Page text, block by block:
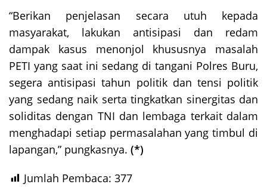
“Berikan penjelasan secara utuh kepada
masyarakat, lakukan antisipasi dan redam
dampak kasus menonjol khususnya masalah
PETI yang saat ini sedang di tangani Polres Buru,
segera antisipasi tahun politik dan tensi politik
yang sedang naik serta tingkatkan sinergitas dan
soliditas dengan TNI dan lembaga terkait dalam
menghadapi setiap permasalahan yang timbul di
lapangan,” pungkasnya. (*)
Jumlah Pembaca: 377